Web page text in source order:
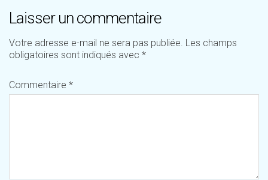
Laisser un commentaire
Votre adresse e-mail ne sera pas publiée. Les champs
obligatoires sont indiqués avec *
Commentaire *